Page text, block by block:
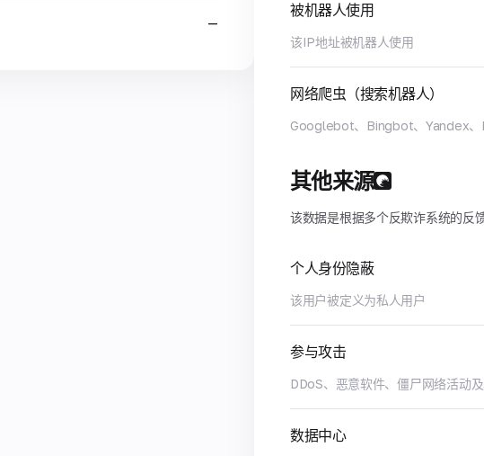
—
被机器人使用
该IP地址被机器人使用
网络爬虫（搜索机器人）
Googlebot、Bingbot、Yandex
其他来源
该数据是根据多个反欺诈系统的反
个人身份隐蔽
该用户被定义为私人用户
参与攻击
DDoS、恶意软件、僵尸网络活动
数据中心